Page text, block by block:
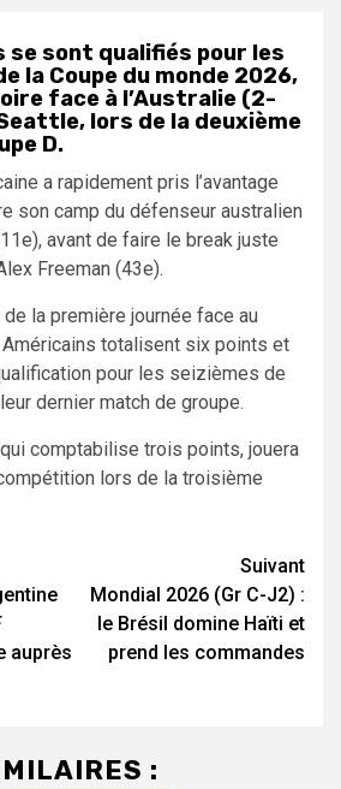
se sont qualifiés pour les
la Coupe du monde 2026,
face à l’Australie (2-
lors de la deuxième
D.
a rapidement pris l’avantage
son camp du défenseur australien
avant de faire le break juste
Freeman (43e).
la première journée face au
Américains totalisent six points et
pour les seizièmes de
dernier match de groupe.
qui comptabilise trois points, jouera
lors de la troisième
auprès
Suivant
Mondial 2026 (Gr C-J2) :
le Brésil domine Haïti et
prend les commandes
: